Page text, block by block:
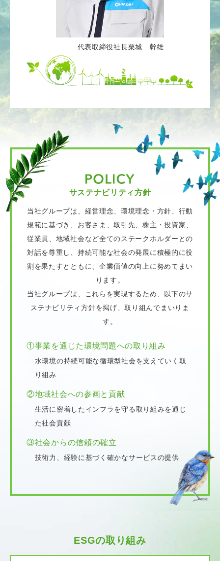
代表取締役社長栗城 幹雄
サステナビリティ方針
当社グループは、経営理念、環境理念・方針、行動
規範に基づき、お客さま、取引先、株主・投資家、
従業員、地域社会など全てのステークホルダーとの
対話を尊重し、持続可能な社会の発展に積極的に役
割を果たすとともに、企業価値の向上に努めてまい
ります。
当社グループは、これらを実現するため、以下のサ
ステナビリティ方針を掲げ、取り組んでまいりま
す。
①事業を通じた環境問題への取り組み
水環境の持続可能な循環型社会を支えていく取
り組み
②地域社会への参画と貢献
生活に密着したインフラを守る取り組みを通じ
た社会貢献
③社会からの信頼の確立
技術力、経験に基づく確かなサービスの提供
ESGの取り組み